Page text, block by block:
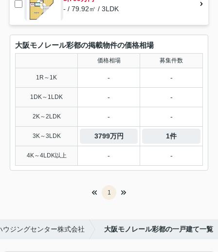
- / 79.92㎡ / 3LDK
大阪モノレール彩都の掲載物件の価格相場
価格相場 募集件数
1R～1K - -
1DK～1LDK - -
2K～2LDK - -
3K～3LDK 3799万円 1件
4K～4LDK以上 - -
1
ジングセンター株式会社 大阪モノレール彩都の一戸建て一覧